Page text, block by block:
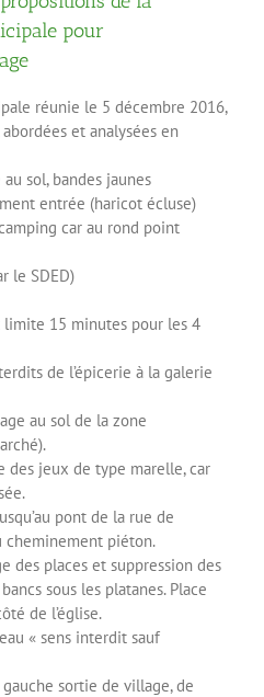
pour
réunie le 5 décembre 2016,
et analysées en
sol, bandes jaunes
entrée (haricot écluse)
car au rond point
le SDED)
limite 15 minutes pour les 4
de l’épicerie à la galerie
au sol de la zone
des jeux de type marelle, car
pont de la rue de
cheminement piéton.
des places et suppression des
sous les platanes. Place
de l’église.
« sens interdit sauf
sortie de village, de